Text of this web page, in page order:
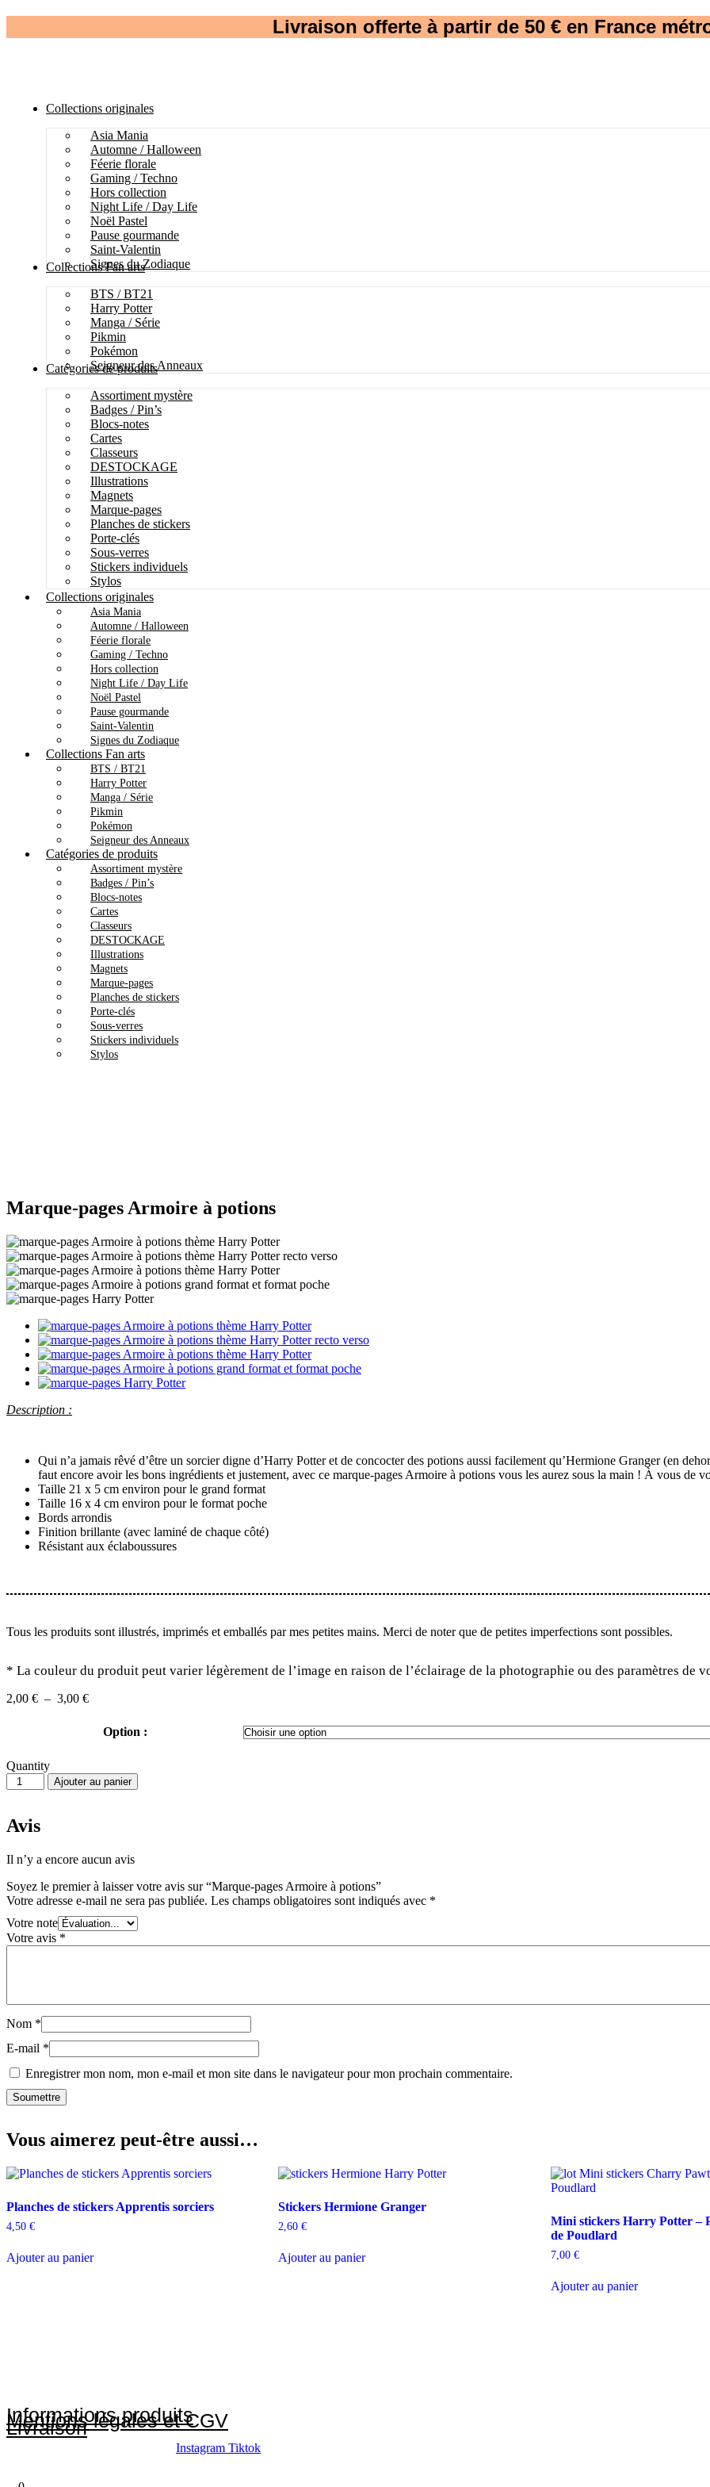
Livraison offerte à partir de 50 € en France
Collections originales
Asia Mania
Automne / Halloween
Féerie florale
Gaming / Techno
Hors collection
Night Life / Day Life
Noël Pastel
Pause gourmande
Saint-Valentin
Signes du Zodiaque
Collections Fan arts
BTS / BT21
Harry Potter
Manga / Série
Pikmin
Pokémon
Seigneur des Anneaux
Catégories de produits
Assortiment mystère
Badges / Pin’s
Blocs-notes
Cartes
Classeurs
DESTOCKAGE
Illustrations
Magnets
Marque-pages
Planches de stickers
Porte-clés
Sous-verres
Stickers individuels
Stylos
Collections originales
Asia Mania
Automne / Halloween
Féerie florale
Gaming / Techno
Hors collection
Night Life / Day Life
Noël Pastel
Pause gourmande
Saint-Valentin
Signes du Zodiaque
Collections Fan arts
BTS / BT21
Harry Potter
Manga / Série
Pikmin
Pokémon
Seigneur des Anneaux
Catégories de produits
Assortiment mystère
Badges / Pin’s
Blocs-notes
Cartes
Classeurs
DESTOCKAGE
Illustrations
Magnets
Marque-pages
Planches de stickers
Porte-clés
Sous-verres
Stickers individuels
Stylos
Marque-pages Armoire à potions
Description :
Qui n’a jamais rêvé d’être un sorcier digne d’Harry Potter et de concocter des potions aussi facilement qu’Hermione Granger (en
faut encore avoir les bons ingrédients et justement, avec ce marque-pages Armoire à potions vous les aurez sous la main ! À vous de
Taille 21 x 5 cm environ pour le grand format
Taille 16 x 4 cm environ pour le format poche
Bords arrondis
Finition brillante (avec laminé de chaque côté)
Résistant aux éclaboussures
Tous les produits sont illustrés, imprimés et emballés par mes petites mains. Merci de noter que de petites imperfections sont possibles.
* La couleur du produit peut varier légèrement de l’image en raison de l’éclairage de la photographie ou des paramètres de
2,00 € – 3,00 €Plage
prix :
2,00 €
Option :
Quantity
quantité
de
pages
Armoire
potions
Ajouter au panier
Avis
Il n’y a encore aucun avis
Soyez le premier à laisser votre avis sur “Marque-pages Armoire à potions”
Votre adresse e-mail ne sera pas publiée. Les champs obligatoires sont indiqués avec *
Votre note
Votre avis *
Nom *
E-mail *
Enregistrer mon nom, mon e-mail et mon site dans le navigateur pour mon prochain commentaire.
Vous aimerez peut-être aussi…
Planches de stickers Apprentis sorciers
4,50 €
Ajouter au panier
Stickers Hermione Granger
2,60€
Ajouter au panier
Mini stickers Harry Potter –
de Poudlard
7,00 €
Ajouter au panier
Mentions légales et CGV
Livraison
Informations produits
Instagram Tiktok